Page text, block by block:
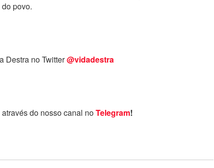
povo.
Destra no Twitter@vidadestra
do nosso canal noTelegram!